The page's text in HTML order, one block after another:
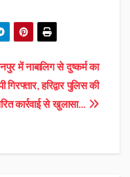
में नाबालिग से दुष्कर्म का
गिरफ्तार, हरिद्वार पुलिस की
कार्रवाई से खुलासा…